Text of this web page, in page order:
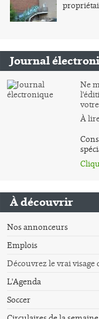
Journal
Ne
À
À découvrir
Nos annonceurs
Emplois
Découvrez le vrai visage
L'Agenda
Soccer